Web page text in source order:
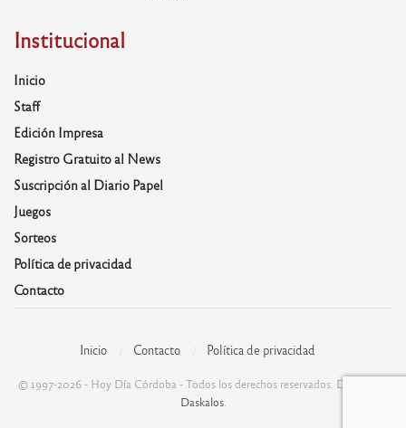
Institucional
Inicio
Staff
Edición Impresa
Registro Gratuito al News
Suscripción al Diario Papel
Juegos
Sorteos
Política de privacidad
Contacto
Inicio Contacto Política de privacidad
© 1997-2026 - Hoy Día Córdoba - Todos los derechos reservados. Desarrolla:
Daskalos.